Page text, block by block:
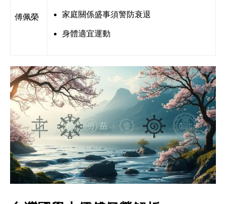
傅佩榮 家庭關係盛事須警防衰退
身體適宜運動